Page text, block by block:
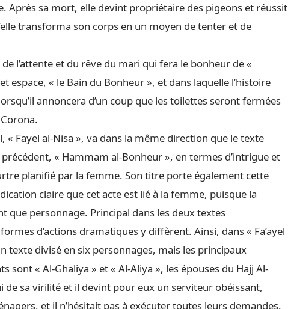
Après sa mort, elle devint propriétaire des pigeons et réussit
transforma son corps en un moyen de tenter et de
l’attente et du rêve du mari qui fera le bonheur de «
espace, « le Bain du Bonheur », et dans laquelle l’histoire
annoncera d’un coup que les toilettes seront fermées
« Fayel al-Nisa », va dans la même direction que le texte
« Hammam al-Bonheur », en termes d’intrigue et
planifié par la femme. Son titre porte également cette
claire que cet acte est lié à la femme, puisque la
que personnage. Principal dans les deux textes
d’actions dramatiques y diffèrent. Ainsi, dans « Fa’ayel
texte divisé en six personnages, mais les principaux
sont « Al-Ghaliya » et « Al-Aliya », les épouses du Hajj Al-
de sa virilité et il devint pour eux un serviteur obéissant,
et il n’hésitait pas à exécuter toutes leurs demandes.